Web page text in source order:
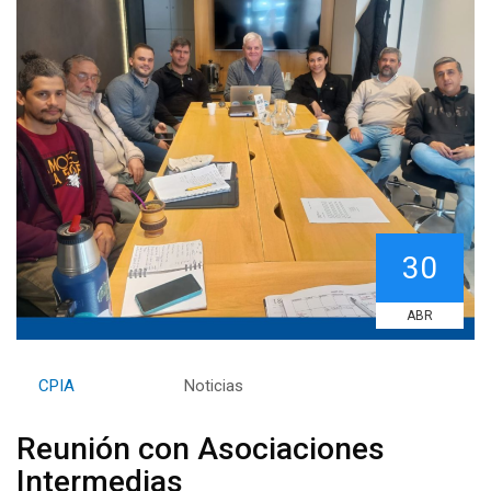
30
ABR
CPIA Noticias
Reunión con Asociaciones
Intermedias